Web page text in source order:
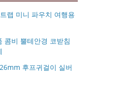
랩 미니 파우치 여행용
콤비 뿔테안경 코받침
후프귀걸이 실버